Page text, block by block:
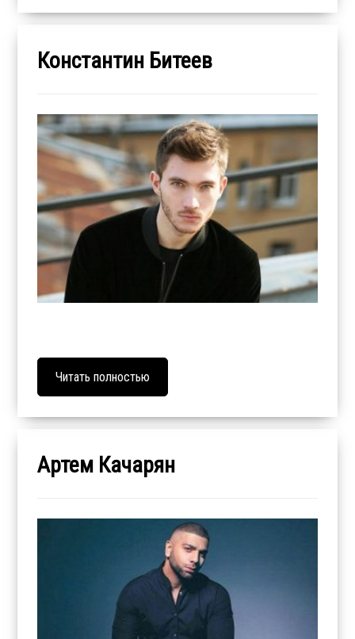
Константин Битеев
Читать полностью
Артем Качарян